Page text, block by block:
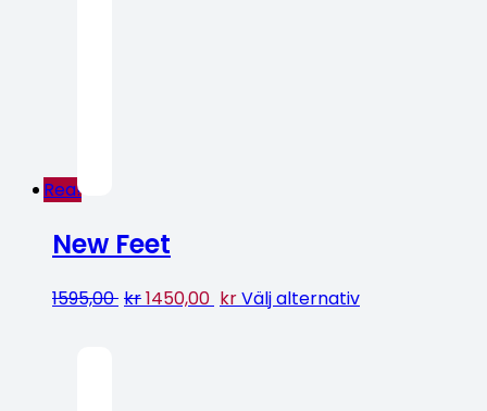
Rea!
New Feet
1595,00 kr1450,00 krVälj alternativ